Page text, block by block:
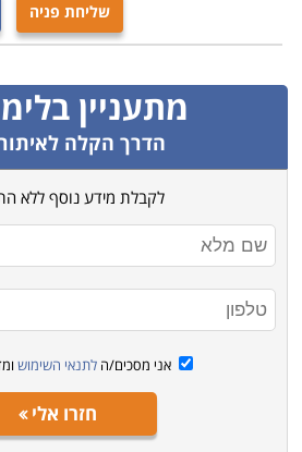
שליחת פניה
מתעניין
הדרך הקלה
לקבלת מידע נוסף ללא
אני מסכים/ה לתנאי השימוש
חזרו אלי